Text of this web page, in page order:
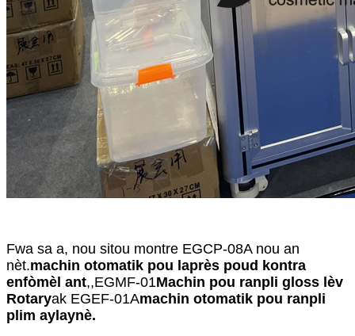
Fwa sa a, nou sitou montre EGCP-08A nou an
nèt.machin otomatik pou laprès poud kontra
enfòmèl ant,,EGMF-01Machin pou ranpli gloss lèv
Rotaryak EGEF-01Amachin otomatik pou ranpli
plim aylaynè.